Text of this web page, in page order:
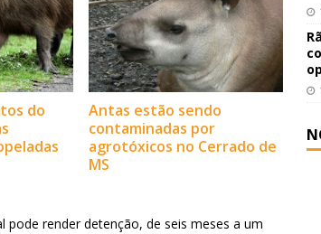
do
Antas estão sendo
contaminadas por
agrotóxicos no Cerrado de
MS
render detenção, de seis meses a um